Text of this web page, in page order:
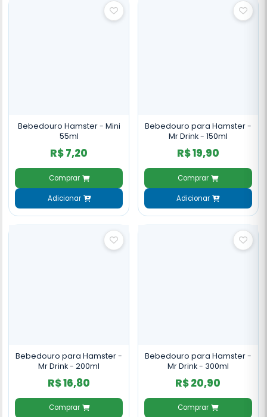
Bebedouro Hamster - Mini
55ml
R$ 7,20
Comprar
Adicionar
Bebedouro para Hamster -
Mr Drink - 150ml
R$ 19,90
Comprar
Adicionar
Bebedouro para Hamster -
Mr Drink - 200ml
R$ 16,80
Comprar
Bebedouro para Hamster -
Mr Drink - 300ml
R$ 20,90
Comprar